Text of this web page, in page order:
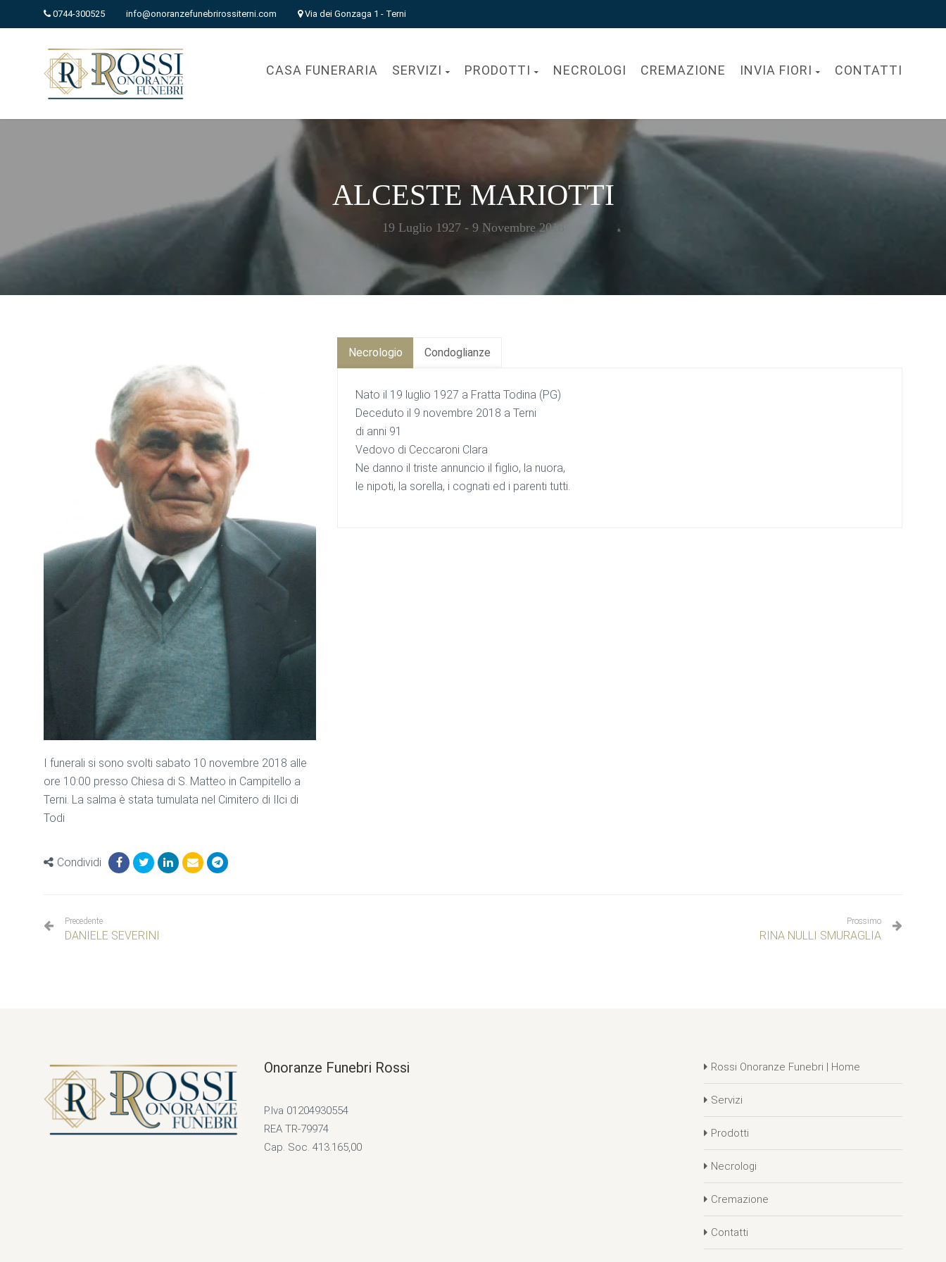
0744-300525 info@onoranzefunebrirossiterni.com Via dei Gonzaga 1 - Terni
CASA FUNERARIA SERVIZI PRODOTTI NECROLOGI CREMAZIONE INVIA FIORI CONTATTI
ALCESTE MARIOTTI
19 Luglio 1927 - 9 Novembre 2018
I funerali si sono svolti sabato 10 novembre 2018 alle
ore 10:00 presso Chiesa di S. Matteo in Campitello a
Terni. La salma è stata tumulata nel Cimitero di Ilci di
Todi
Condividi
Necrologio Condoglianze
Nato il 19 luglio 1927 a Fratta Todina (PG)
Deceduto il 9 novembre 2018 a Terni
di anni 91
Vedovo di Ceccaroni Clara
Ne danno il triste annuncio il figlio, la nuora,
le nipoti, la sorella, i cognati ed i parenti tutti.
Precedente
DANIELE SEVERINI
Prossimo
RINA NULLI SMURAGLIA
Onoranze Funebri Rossi
P.Iva 01204930554
REA TR-79974
Cap. Soc. 413.165,00
Rossi Onoranze Funebri | Home
Servizi
Prodotti
Necrologi
Cremazione
Contatti